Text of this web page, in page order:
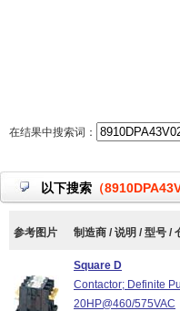
在结果中搜索词：
以下搜索 （
参考图片 制造商 / 说明 / 型号 /
Square D
Contactor; Definite
20HP@460/575VAC